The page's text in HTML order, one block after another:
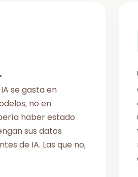
se gasta en
no en
haber estado
sus datos
de IA. Las que no,